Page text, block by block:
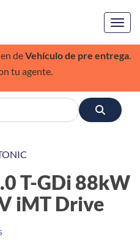
deVehículo de pre entrega.
tu agente.
T-GDi 88kW
iMT Drive